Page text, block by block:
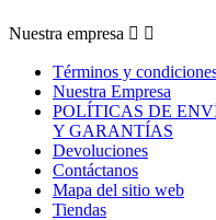
Nuestra empresa  
Términos y
Nuestra Empresa
POLÍTICAS DE
Y GARANTÍAS
Devoluciones
Contáctanos
Mapa del sitio web
Tiendas